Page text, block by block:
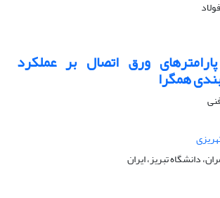
ورق اتصال بر عملکرد
همگرا
دانشگاه تبریز، ایران